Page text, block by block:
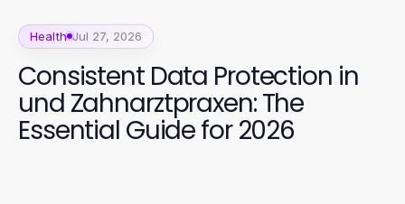
Health Jul 27, 2026
Consistent Data Protection in
und Zahnarztpraxen: The
Essential Guide for 2026